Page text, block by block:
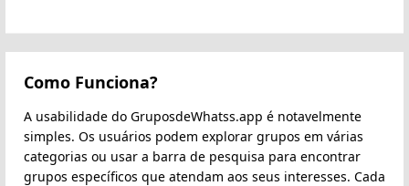
Como Funciona?
A usabilidade do GruposdeWhatss.app é notavelmente
simples. Os usuários podem explorar grupos em várias
categorias ou usar a barra de pesquisa para encontrar
grupos específicos que atendam aos seus interesses. Cada